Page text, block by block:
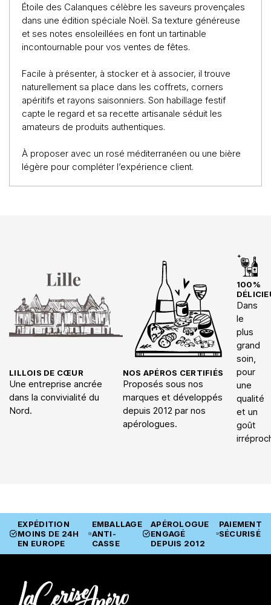
Étoile des Calanques célèbre les saveurs provençales
dans une édition spéciale Noël. Sa texture généreuse
et ses notes ensoleillées en font un tartinable
incontournable pour vos ventes de fêtes.
Facile à présenter, à stocker et à associer, il trouve
naturellement sa place dans les coffrets, corners
apéritifs et rayons saisonniers. Son habillage festif
capte le regard et sa recette artisanale séduit les
amateurs de produits authentiques.
À proposer avec un rosé méditerranéen ou une bière
légère pour compléter l’expérience client.
LILLOIS DE CŒUR
Une entreprise ancrée
dans la convivialité du
Nord.
NOS APÉROS CERTIFIÉS
Proposés sous nos
marques et développés
depuis 2012 par nos
apérologues.
100%
Dans
le
plus
grand
soin,
pour
une
qualité
et un
goût
EXPÉDITION
MOINS DE 24H
EN EUROPE
EMBALLAGE
ANTI-
CASSE
APÉROLOGUE
ENGAGÉ
DEPUIS 2012
PAIEMENT
SÉCURISÉ